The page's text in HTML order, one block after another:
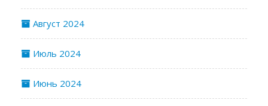
Август 2024
Июль 2024
Июнь 2024